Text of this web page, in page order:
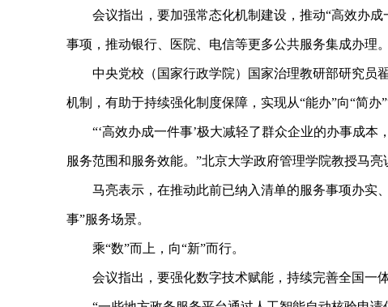
会议指出，要加强常态化机制建设，推动“高效办成
事项，推动银行、医院、电信等更多公共服务集成办理。
中央党校（国家行政学院）国家治理教研部研究员翟
机制，有助于持续强化制度保障，实现从“能办”向“简办
“‘高效办成一件事’极大减轻了群众企业的办事成本
服务范围和服务效能。”北京大学政府管理学院教授马亮
马亮表示，在推动此前已纳入清单的服务事项办实、
事”服务场景。
乘“数”而上，向“新”而行。
会议指出，要强化数字技术赋能，持续完善全国一体